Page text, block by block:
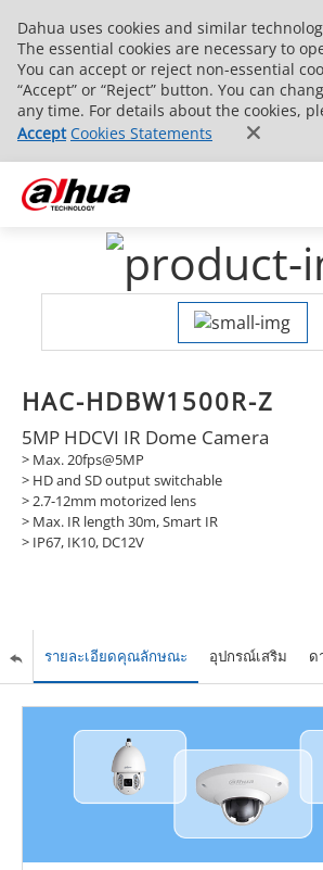
Dahua uses cookies and similar
The essential cookies are necessary to
You can accept or reject non-essential
“Accept” or “Reject” button. You can
any time. For details about the cookies,
Accept Cookies Statements
HAC-HDBW1500R-Z
5MP HDCVI IR Dome Camera
> Max. 20fps@5MP
> HD and SD output switchable
> 2.7-12mm motorized lens
> Max. IR length 30m, Smart IR
> IP67, IK10, DC12V
รายละเอียดคุณลักษณะ อุปกรณ์เสริม ด